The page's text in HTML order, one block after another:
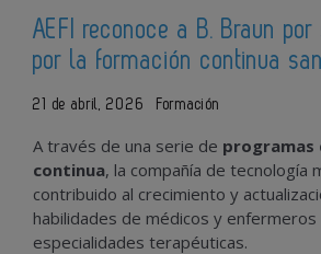
AEFI reconoce a B. Braun por
por la formación continua
21 de abril, 2026 Formación
A través de una serie de programas
continua, la compañía de tecnología
contribuido al crecimiento y
habilidades de médicos y
especialidades terapéuticas.